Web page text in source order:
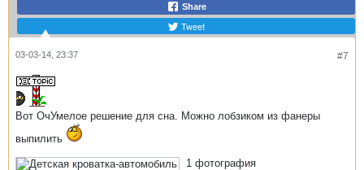
Share
Tweet
#7
03-03-14, 23:37
Вот ОчУмелое решение для сна. Можно лобзиком из фанеры
выпилить
1 фотография